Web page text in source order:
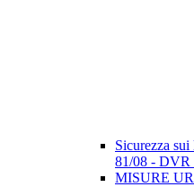
Sicurezza
81/08 - DVR
MISURE